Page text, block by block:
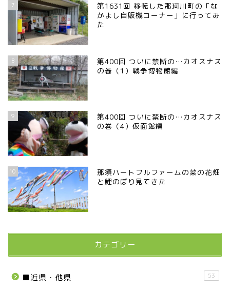
7
第1631回 移転した那珂川町の「な
かよし自販機コーナー」に行ってみ
た
8
第400回 ついに禁断の…カオスナス
の巻（1）戦争博物館編
9
第400回 ついに禁断の…カオスナス
の巻（4）仮面館編
10
那須ハートフルファームの菜の花畑
と鯉のぼり見てきた
カテゴリー
■近県・他県 53